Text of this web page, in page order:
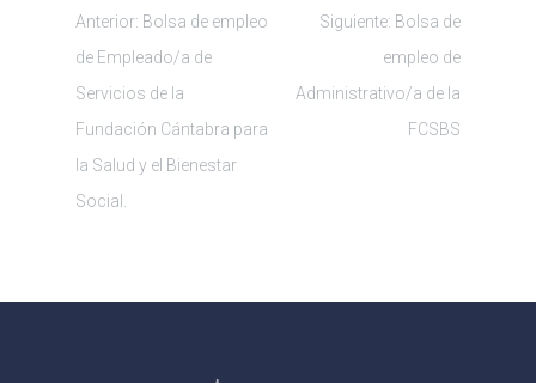
Navegación
de
entradas
Anterior: Bolsa de empleo
de Empleado/a de
Servicios de la
Fundación Cántabra para
la Salud y el Bienestar
Social.
Siguiente: Bolsa de
empleo de
Administrativo/a de la
FCSBS